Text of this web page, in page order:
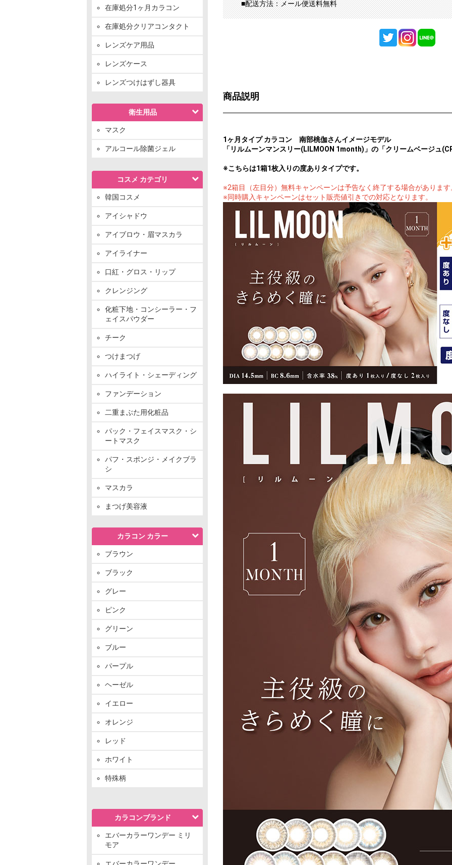
在庫処分1ヶ月カラコン
在庫処分クリアコンタクト
レンズケア用品
レンズケース
レンズつけはずし器具
衛生用品
マスク
アルコール除菌ジェル
コスメ カテゴリ
韓国コスメ
アイシャドウ
アイブロウ・眉マスカラ
アイライナー
口紅・グロス・リップ
クレンジング
化粧下地・コンシーラー・フ
ェイスパウダー
チーク
つけまつげ
ハイライト・シェーディング
ファンデーション
二重まぶた用化粧品
パック・フェイスマスク・シ
ートマスク
パフ・スポンジ・メイクブラ
シ
マスカラ
まつげ美容液
カラコン カラー
ブラウン
ブラック
グレー
ピンク
グリーン
ブルー
パープル
ヘーゼル
イエロー
オレンジ
レッド
ホワイト
特殊柄
カラコンブランド
エバーカラーワンデー ミリ
モア
エバーカラーワンデー
■配送方法：メール便送料無料
商品説明
1ヶ月タイプ カラコン 南部桃伽さんイメージモデル
「リルムーンマンスリー(LILMOON 1month)」の「クリームベージュ
※こちらは1箱1枚入りの度ありタイプです。
※2箱目（左目分）無料キャンペーンは予告なく終了する場合があります
※同時購入キャンペーンはセット販売値引きでの対応となります。